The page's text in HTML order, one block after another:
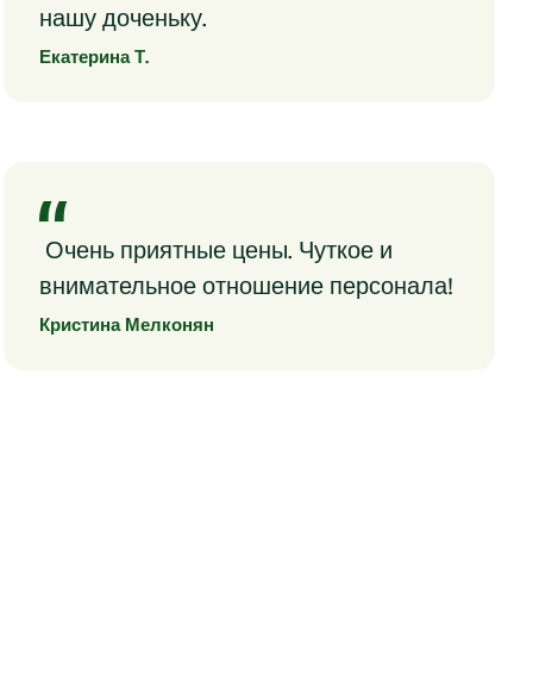
нашу доченьку.
Екатерина Т.
Очень приятные цены. Чуткое и
внимательное отношение персонала!
Кристина Мелконян